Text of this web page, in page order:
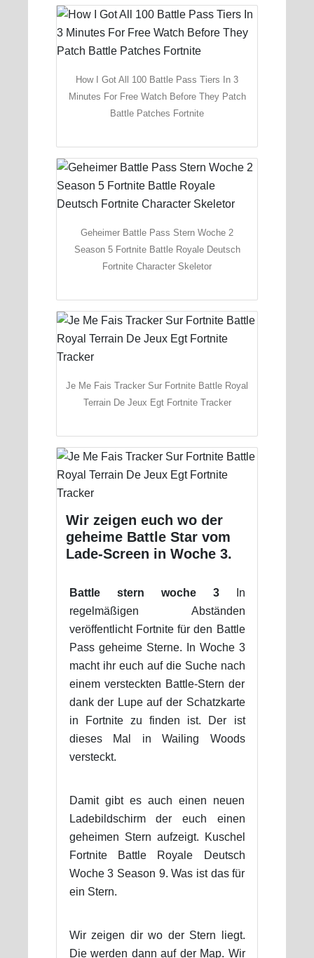
How I Got All 100 Battle Pass Tiers In 3
Minutes For Free Watch Before They Patch
Battle Patches Fortnite
Geheimer Battle Pass Stern Woche 2
Season 5 Fortnite Battle Royale Deutsch
Fortnite Character Skeletor
Je Me Fais Tracker Sur Fortnite Battle Royal
Terrain De Jeux Egt Fortnite Tracker
Wir zeigen euch wo der
geheime Battle Star vom
Lade-Screen in Woche 3.
Battle stern woche 3In
regelmäßigen Abständen
veröffentlicht Fortnite für den Battle
Pass geheime Sterne. In Woche 3
macht ihr euch auf die Suche nach
einem versteckten Battle-Stern der
dank der Lupe auf der Schatzkarte
in Fortnite zu finden ist. Der ist
dieses Mal in Wailing Woods
versteckt.
Damit gibt es auch einen neuen
Ladebildschirm der euch einen
geheimen Stern aufzeigt. Kuschel
Fortnite Battle Royale Deutsch
Woche 3 Season 9. Was ist das für
ein Stern.
Wir zeigen dir wo der Stern liegt.
Die werden dann auf der Map. Wir